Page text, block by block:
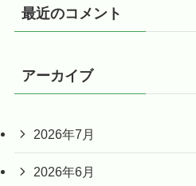
最近のコメント
アーカイブ
2026年7月
2026年6月